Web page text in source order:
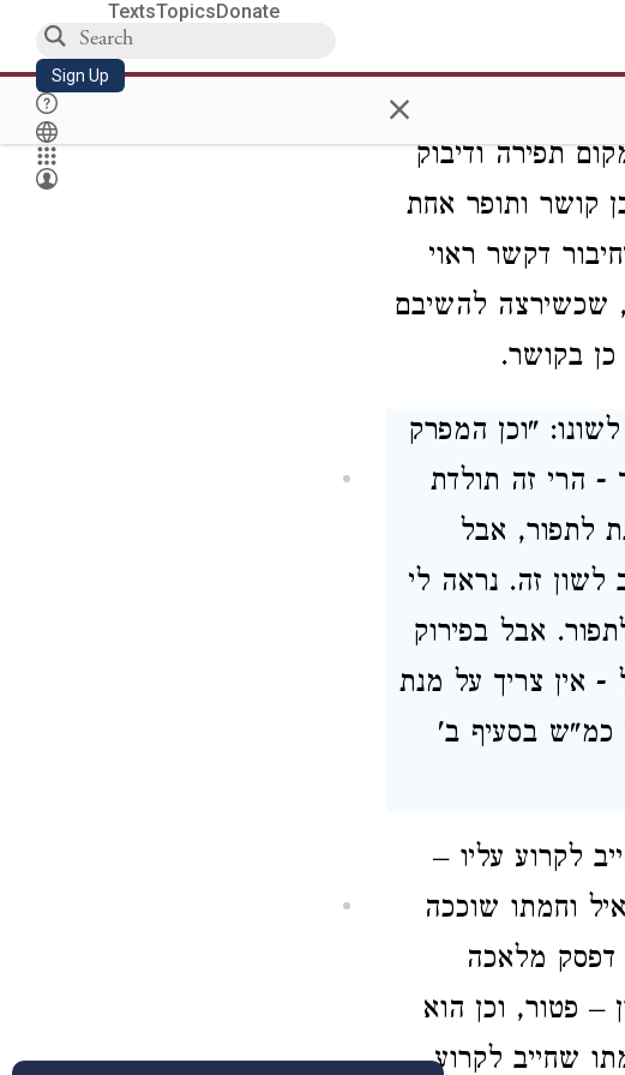
TextsTopicsDonate
Sign Up ×והרי גם בתפירה
תפירה ודיבוק
קושר ותופר אחת
דקשר ראוי
שכשירצה להשיבם
בקושר.
"וכן המפרק
- הרי זה תולדת
לתפור, אבל
לשון זה. נראה לי
אבל בפירוק
- אין צריך על מנת
כמ"ש בסעיף ב'
לקרוע עליו –
וחמתו שוככה
דפסק מלאכה
– פטור, וכן הוא
שחייב לקרוע